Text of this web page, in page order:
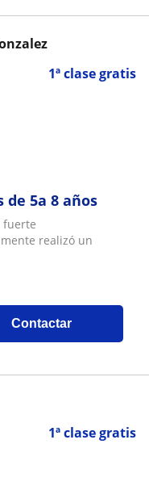
1ª clase gratis
de 5a 8 años
fuerte
realizó un
Contactar
1ª clase gratis